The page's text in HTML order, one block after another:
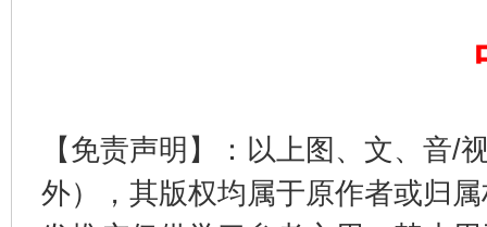
【免责声明】：以上图、文、音/
外），其版权均属于原作者或归
东山县通报“牛蛙产品抗生素超标问题” 法